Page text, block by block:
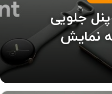
جلویی
را به نمایش